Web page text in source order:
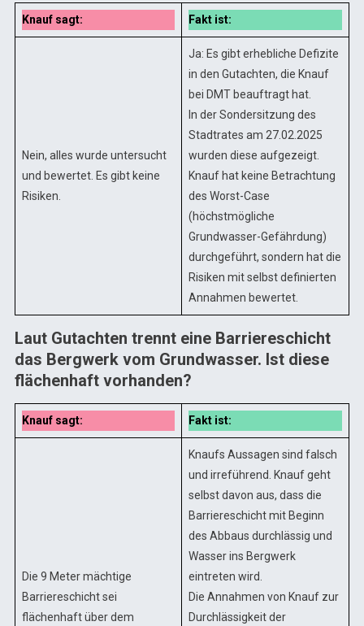
Knauf sagt: Fakt ist:
Nein, alles wurde untersucht
und bewertet. Es gibt keine
Risiken.
Ja: Es gibt erhebliche Defizite
in den Gutachten, die Knauf
bei DMT beauftragt hat.
In der Sondersitzung des
Stadtrates am 27.02.2025
wurden diese aufgezeigt.
Knauf hat keine Betrachtung
des Worst-Case
(höchstmögliche
Grundwasser-Gefährdung)
durchgeführt, sondern hat die
Risiken mit selbst definierten
Annahmen bewertet.
Laut Gutachten trennt eine Barriereschicht
das Bergwerk vom Grundwasser. Ist diese
flächenhaft vorhanden?
Knauf sagt: Fakt ist:
Die 9 Meter mächtige
Barriereschicht sei
flächenhaft über dem
Knaufs Aussagen sind falsch
und irreführend. Knauf geht
selbst davon aus, dass die
Barriereschicht mit Beginn
des Abbaus durchlässig und
Wasser ins Bergwerk
eintreten wird.
Die Annahmen von Knauf zur
Durchlässigkeit der